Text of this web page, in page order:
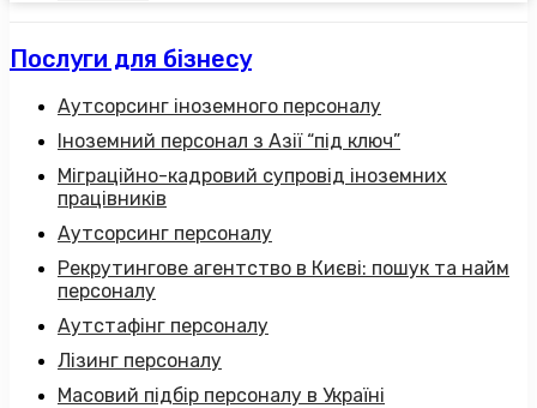
Послуги для бізнесу
Аутсорсинг іноземного персоналу
Іноземний персонал з Азії “під ключ”
Міграційно-кадровий супровід іноземних
працівників
Аутсорсинг персоналу
Рекрутингове агентство в Києві: пошук та найм
персоналу
Аутстафінг персоналу
Лізинг персоналу
Масовий підбір персоналу в Україні